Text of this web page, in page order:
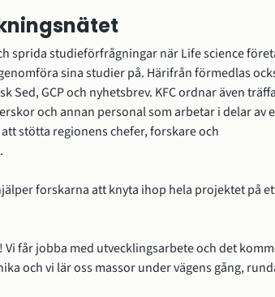
sprida studieförfrågningar när Life science
sina studier på. Härifrån förmedlas
Sed, GCP och nyhetsbrev. KFC ordnar även
och annan personal som arbetar i delar av
stötta regionens chefer, forskare och
forskarna att knyta ihop hela projektet på
får jobba med utvecklingsarbete och det
och vi lär oss massor under vägens gång,